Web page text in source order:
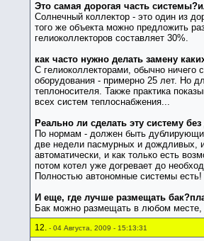
Это самая дорогая часть
Солнечный коллектор - это один из
того же объекта можно предложить
гелиоколлекторов составляет 30%.
как часто нужно делать замену
С гелиоколлекторами, обычно ничего
оборудования - примерно 25 лет. Но
теплоносителя. Также практика
всех систем теплоснабжения...
Реально ли сделать эту систему
По нормам - должен быть
две недели пасмурных и дождливых,
автоматически, и как только есть
потом котел уже догревает до
Полностью автономные системы
И еще, где лучше размещать
Бак можно размещать в любом месте,
12. - 04 Августа, 2009 - 15:13:31